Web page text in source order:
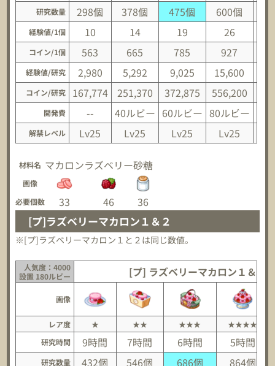
研究数量 298個 378個 475個 600個
経験値/1個 10 14 19 26
コイン/1個 563 665 785 927
経験値/研究 2,980 5,292 9,025 15,600
コイン/研究 167,774 251,370 372,875 556,200
開発費 -- 40ルビー 60ルビー 80ルビー
解禁レベル Lv25 Lv25 Lv25 Lv25
材料名 マカロンラズベリー砂糖
画像
必要個数
33 46 36
[プ]ラズベリーマカロン１＆２
※[プ]ラズベリーマカロン１と２は同じ数値。
人気度：4000
設置 180ルビー
[プ] ラズベリーマカロン１＆２
画像
レア度 ★ ★★ ★★★
★★★★
研究時間
9時間 7時間 6時間 5時間
研究数量 432個 546個 686個 864個